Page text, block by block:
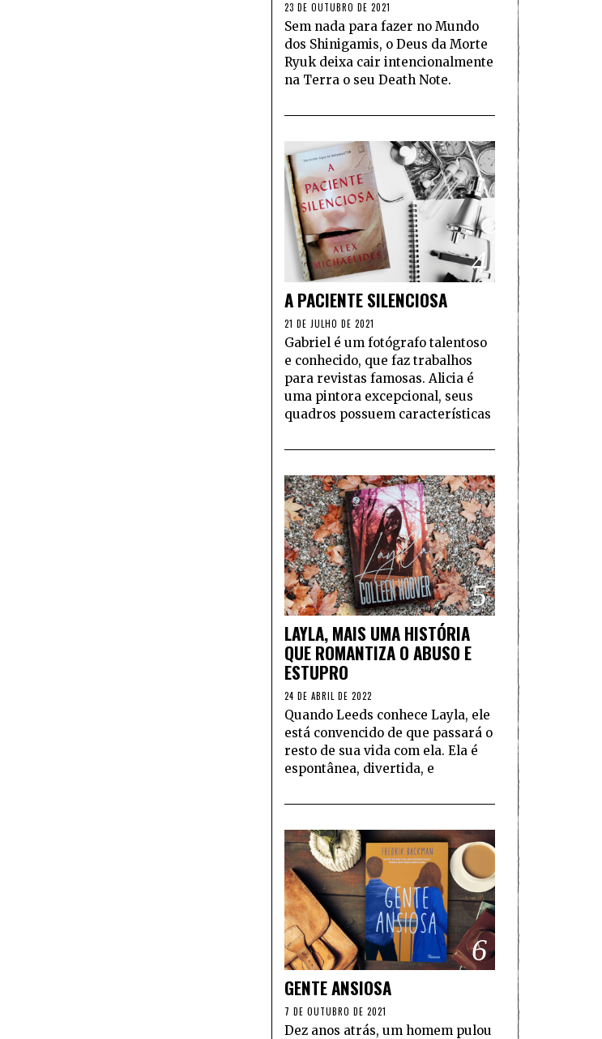
23 DE OUTUBRO DE 2021
Sem nada para fazer no Mundo
dos Shinigamis, o Deus da Morte
Ryuk deixa cair intencionalmente
na Terra o seu Death Note.
4
A PACIENTE SILENCIOSA
21 DE JULHO DE 2021
Gabriel é um fotógrafo talentoso
e conhecido, que faz trabalhos
para revistas famosas. Alicia é
uma pintora excepcional, seus
quadros possuem características
5
LAYLA, MAIS UMA HISTÓRIA
QUE ROMANTIZA O ABUSO E
ESTUPRO
24 DE ABRIL DE 2022
Quando Leeds conhece Layla, ele
está convencido de que passará o
resto de sua vida com ela. Ela é
espontânea, divertida, e
6
GENTE ANSIOSA
7 DE OUTUBRO DE 2021
Dez anos atrás, um homem pulou